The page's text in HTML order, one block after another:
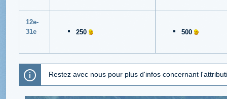
12e-
31e
250 500
Restez avec nous pour plus d'infos concernant